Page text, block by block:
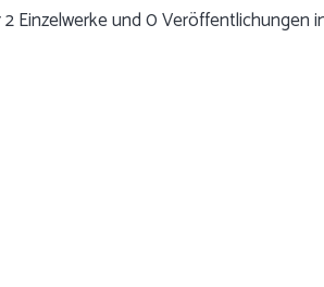
Einzelwerke und 0 Veröffentlichungen